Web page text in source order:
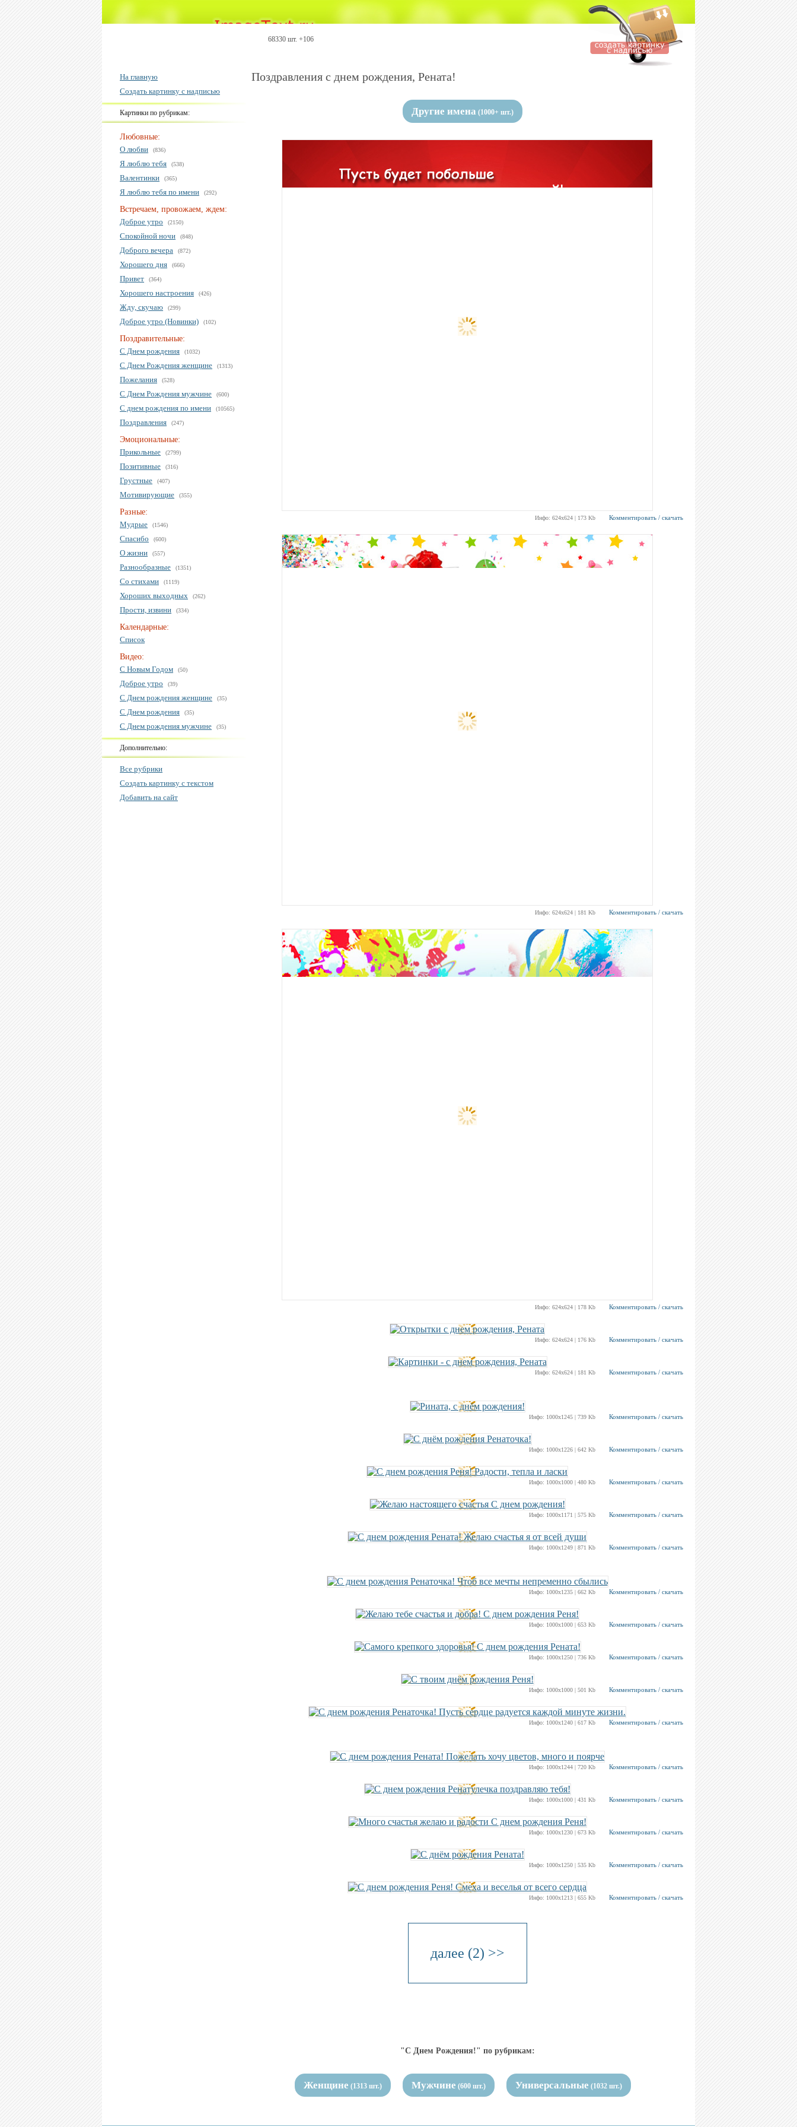
68330 шт. +106
На главную
Создать картинку с надписью
Картинки по рубрикам:
Любовные:
О любви
(836)
Я люблю тебя (538)
Валентинки (365)
Я люблю тебя по имени (292)
Встречаем, провожаем, ждем:
Доброе утро
(2150)
Спокойной ночи (848)
Доброго вечера (872)
Хорошего дня (666)
Привет (364)
Хорошего настроения (426)
Жду, скучаю (299)
Доброе утро (Новинки) (102)
Поздравительные:
С Днем рождения
(1032)
С Днем Рождения женщине (1313)
Пожелания (528)
С Днем Рождения мужчине (600)
С днем рождения по имени (10565)
Поздравления (247)
Эмоциональные:
Прикольные
(2799)
Позитивные (316)
Грустные (407)
Мотивирующие (355)
Разные:
Мудрые
(1546)
Спасибо (600)
О жизни (557)
Разнообразные (1351)
Со стихами (1119)
Хороших выходных (262)
Прости, извини (334)
Календарные:
Список
Видео:
С Новым Годом
(50)
Доброе утро (39)
С Днем рождения женщине (35)
С Днем рождения (35)
С Днем рождения мужчине (35)
Дополнительно:
Все рубрики
Создать картинку с текстом
Добавить на сайт
Поздравления с днем рождения, Рената!
Другие имена (1000+ шт.)
Инфо: 624х624 | 173 Kb Комментировать / скачать
Инфо: 624х624 | 181 Kb Комментировать / скачать
Инфо: 624х624 | 178 Kb Комментировать / скачать
Инфо: 624х624 | 176 Kb Комментировать / скачать
Инфо: 624х624 | 181 Kb Комментировать / скачать
Инфо: 1000х1245 | 739 Kb Комментировать / скачать
Инфо: 1000х1226 | 642 Kb Комментировать / скачать
Инфо: 1000х1000 | 480 Kb Комментировать / скачать
Инфо: 1000х1171 | 575 Kb Комментировать / скачать
Инфо: 1000х1249 | 871 Kb Комментировать / скачать
Инфо: 1000х1235 | 662 Kb Комментировать / скачать
Инфо: 1000х1000 | 653 Kb Комментировать / скачать
Инфо: 1000х1250 | 736 Kb Комментировать / скачать
Инфо: 1000х1000 | 501 Kb Комментировать / скачать
Инфо: 1000х1240 | 617 Kb Комментировать / скачать
Инфо: 1000х1244 | 720 Kb Комментировать / скачать
Инфо: 1000х1000 | 431 Kb Комментировать / скачать
Инфо: 1000х1230 | 673 Kb Комментировать / скачать
Инфо: 1000х1250 | 535 Kb Комментировать / скачать
Инфо: 1000х1213 | 655 Kb Комментировать / скачать
далее (2) >>
"С Днем Рождения!" по рубрикам:
Женщине (1313 шт.) Мужчине (600 шт.) Универсальные (1032 шт.)